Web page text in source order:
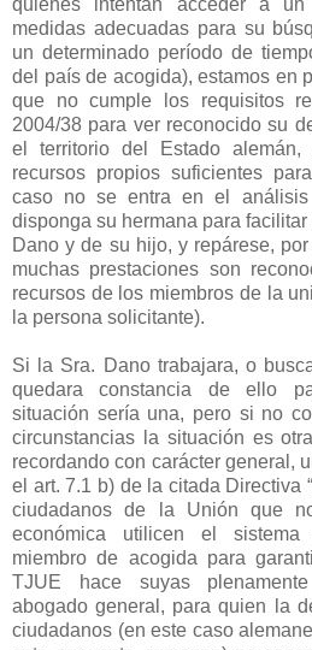
medidas adecuadas para su
un determinado período de
del país de acogida), estamos en
que no cumple los requisitos
2004/38 para ver reconocido su
el territorio del Estado
recursos propios suficientes
caso no se entra en el
disponga su hermana para
Dano y de su hijo, y repárese,
muchas prestaciones son
recursos de los miembros de la
la persona solicitante).
Si la Sra. Dano trabajara, o
quedara constancia de ello
situación sería una, pero si no
circunstancias la situación es
recordando con carácter general,
el art. 7.1 b) de la citada Directiva
ciudadanos de la Unión que
económica utilicen el
miembro de acogida para
TJUE hace suyas
abogado general, para quien la
ciudadanos (en este caso